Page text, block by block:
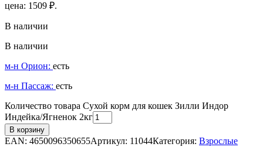
цена: 1509 ₽.
В наличии
В наличии
м-н Орион: есть
м-н Пассаж: есть
Количество товара Сухой корм для кошек Зилли Индор
Индейка/Ягненок 2кг
В корзину
EAN: 4650096350655Артикул: 11044Категория: Взрослые